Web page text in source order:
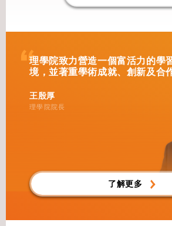
理學院致力營造一個富活力的學
境，並著重學術成就、創新及合作
王殷厚
理學院院長
了解更多